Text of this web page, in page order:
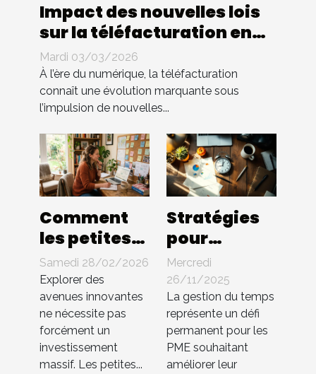
Impact des nouvelles lois
sur la téléfacturation en
entreprise : quels
changements ?
Mardi 03/03/2026
À l’ère du numérique, la téléfacturation
connaît une évolution marquante sous
l’impulsion de nouvelles...
Comment
les petites
entreprises
peuvent-
elles
innover
sans gros
budget ?
Samedi 28/02/2026
Explorer des
avenues innovantes
ne nécessite pas
forcément un
investissement
massif. Les petites...
Stratégies
pour
optimiser la
gestion du
temps au
sein des PME
Mercredi
26/11/2025
La gestion du temps
représente un défi
permanent pour les
PME souhaitant
améliorer leur